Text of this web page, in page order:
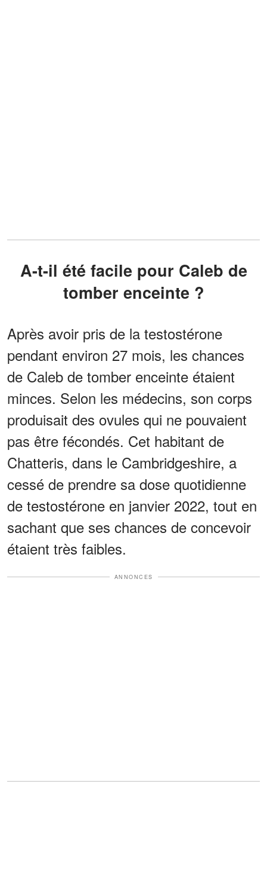
A-t-il été facile pour Caleb de
tomber enceinte ?
Après avoir pris de la testostérone
pendant environ 27 mois, les chances
de Caleb de tomber enceinte étaient
minces. Selon les médecins, son corps
produisait des ovules qui ne pouvaient
pas être fécondés. Cet habitant de
Chatteris, dans le Cambridgeshire, a
cessé de prendre sa dose quotidienne
de testostérone en janvier 2022, tout en
sachant que ses chances de concevoir
étaient très faibles.
ANNONCES